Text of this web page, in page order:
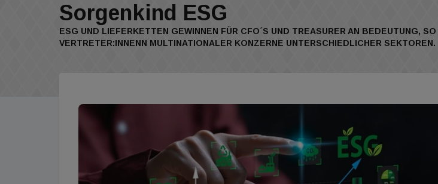
Sorgenkind ESG
ESG UND LIEFERKETTEN GEWINNEN FÜR CFO´S UND TREASURER AN BEDEUTUNG,
VERTRETER:INNENN MULTINATIONALER KONZERNE UNTERSCHIEDLICHER SEKTOREN.